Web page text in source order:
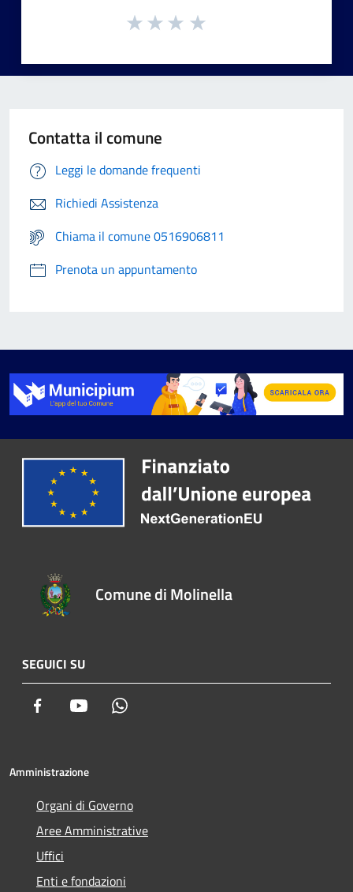
Contatta il comune
Leggi le domande frequenti
Richiedi Assistenza
Chiama il comune 0516906811
Prenota un appuntamento
Comune di Molinella
SEGUICI SU
Facebook Youtube
Amministrazione
Organi di Governo
Aree Amministrative
Uffici
Enti e fondazioni